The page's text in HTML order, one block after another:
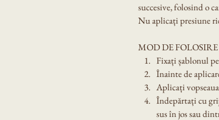
succesive, folosind o
Nu aplicați presiune
MOD DE FOLOSIRE
Fixați șablonul
Înainte de
Aplicați
Îndepărtați cu
sus în jos sau